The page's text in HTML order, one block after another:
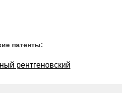
патенты:
рентгеновский